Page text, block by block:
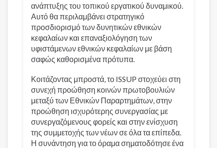
ανάπτυξης του τοπικού εργατικού δυναμικού.
Αυτό θα περιλαμβάνει στρατηγικό
προσδιορισμό των δυνητικών εθνικών
κεφαλαίων και επαναξιολόγηση των
υφιστάμενων εθνικών κεφαλαίων με βάση
σαφώς καθορισμένα πρότυπα.
Κοιτάζοντας μπροστά, το ISSUP στοχεύει στη
συνεχή προώθηση κοινών πρωτοβουλιών
μεταξύ των Εθνικών Παραρτημάτων, στην
προώθηση ισχυρότερης συνεργασίας με
συνεργαζόμενους φορείς και στην ενίσχυση
της συμμετοχής των νέων σε όλα τα επίπεδα.
Η συνάντηση για το όραμα σηματοδότησε ένα